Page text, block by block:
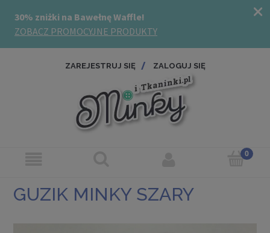
ZAREJESTRUJ SIĘ ZALOGUJ SIĘ
GUZIK MINKY SZARY